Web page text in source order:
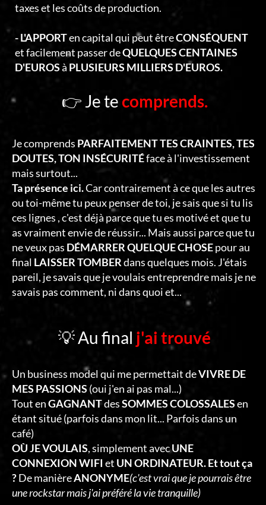
taxes et les coûts de production.
- L'APPORTen capital qui peut êtreCONSÉQUENT
et facilement passer deQUELQUES CENTAINES
D'EUROSà PLUSIEURS MILLIERS D'EUROS.
👉 Je tecomprends.
Je comprends PARFAITEMENT TES CRAINTES, TES
DOUTES, TON INSÉCURITÉface à l'investissement
mais surtout...
Ta présence ici.Car contrairement à ce que les autres
ou toi-même tu peux penser de toi, je sais que si tu lis
ces lignes , c'est déjà parce que tu es motivé et que tu
as vraiment envie de réussir... Mais aussi parce que tu
ne veux pas DÉMARRER QUELQUE CHOSEpour au
final LAISSER TOMBERdans quelques mois. J'étais
pareil, je savais que je voulais entreprendre mais je ne
savais pas comment, ni dans quoi et...
💡 Au final j'ai trouvé
Un business model qui me permettait deVIVRE DE
MES PASSIONS (oui j'en ai pas mal...)
Tout enGAGNANTdesSOMMES COLOSSALESen
étant situé (parfois dans mon lit... Parfois dans un
café)
OÙ JE VOULAIS, simplement avecUNE
CONNEXION WIFI et UN ORDINATEUR. Et tout ça
?De manièreANONYME(c'est vrai que je pourrais être
une rockstar mais j'ai préféré la vie tranquille)